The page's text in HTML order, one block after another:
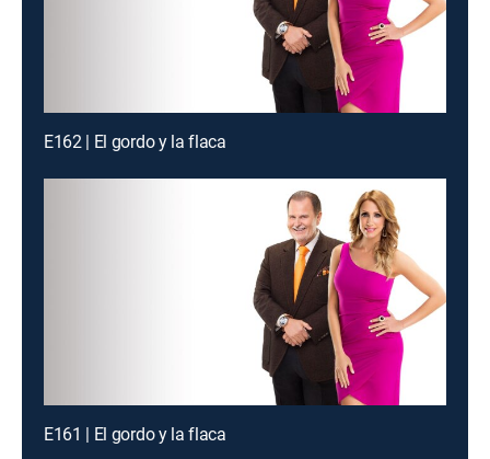
E162 | El gordo y la flaca
E161 | El gordo y la flaca